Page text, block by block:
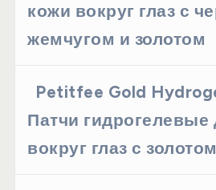
кожи вокруг глаз с
жемчугом и золотом
Petitfee Gold
Патчи гидрогелевые
вокруг глаз с золотом